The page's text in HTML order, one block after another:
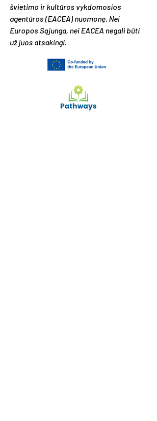
švietimo ir kultūros vykdomosios
agentūros (EACEA) nuomonę. Nei
Europos Sąjunga, nei EACEA negali būti
už juos atsakingi.